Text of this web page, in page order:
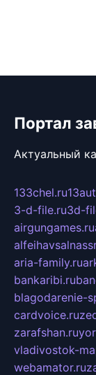
Портал
Актуальный
133chel.ru
3-d-file.ru3d-
airgungames.ru
aria-family.ru
bankaribi.ru
blagodarenie-
cardvoice.ru
zarafshan.ru
vladivostok-
webamator.ru